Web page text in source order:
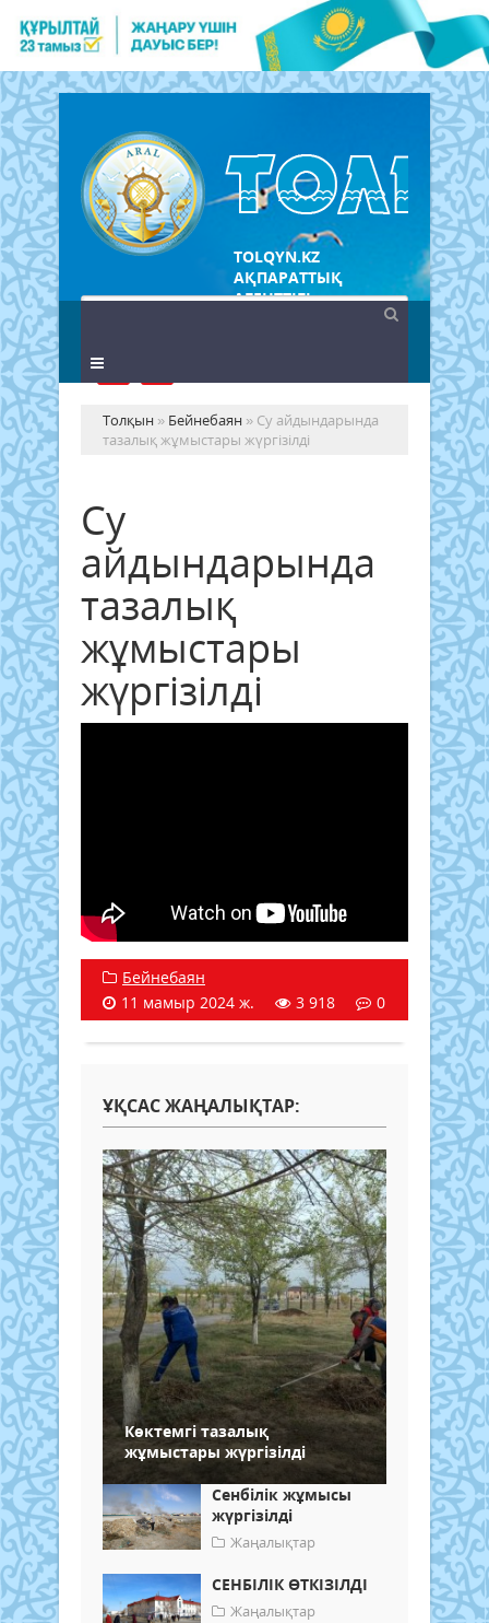
TOLQYN.KZ
АҚПАРАТТЫҚ
АГЕНТТІГІ
Толқын » Бейнебаян » Су айдындарында
тазалық жұмыстары жүргізілді
Су
айдындарында
тазалық
жұмыстары
жүргізілді
Бейнебаян
11 мамыр 2024 ж.
3 918 0
ҰҚСАС ЖАҢАЛЫҚТАР:
Көктемгі тазалық
жұмыстары жүргізілді
Сенбілік жұмысы
жүргізілді
Жаңалықтар
СЕНБІЛІК ӨТКІЗІЛДІ
Жаңалықтар